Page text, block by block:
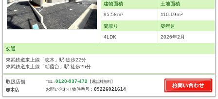
建物面積
95.58ｍ²
土地面積
110.19ｍ²
間取り
4LDK
築年月
2026年2月
交通
東武鉄道東上線「志木」駅 徒歩22分
東武鉄道東上線「朝霞台」駅 徒歩25分
取扱店舗
志木店
TEL :0120-937-472 【通話料無料】
お問い合わせ物件番号：09226021614